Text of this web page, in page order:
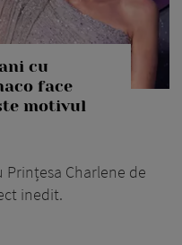
cu
face
motivul
Prințesa Charlene de
inedit.